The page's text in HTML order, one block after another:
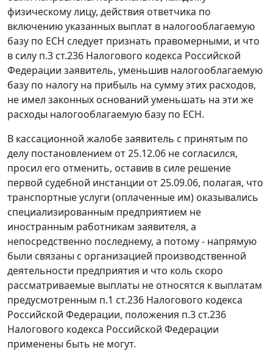
физическому лицу, действия ответчика по
включению указанных выплат в налогооблагаемую
базу по ЕСН следует признать правомерными, и что
в силу п.3 ст.236 Налогового кодекса Российской
Федерации заявитель, уменьшив налогооблагаемую
базу по налогу на прибыль на сумму этих расходов,
не имел законных оснований уменьшать на эти же
расходы налогооблагаемую базу по ЕСН.
В кассационной жалобе заявитель с принятым по
делу постановлением от 25.12.06 не согласился,
просил его отменить, оставив в силе решение
первой судебной инстанции от 25.09.06, полагая, что
транспортные услуги (оплаченные им) оказывались
специализированным предприятием не
иностранным работникам заявителя, а
непосредственно последнему, а потому - напрямую
были связаны с организацией производственной
деятельности предприятия и что коль скоро
рассматриваемые выплаты не относятся к выплатам
предусмотренным п.1 ст.236 Налогового кодекса
Российской Федерации, положения п.3 ст.236
Налогового кодекса Российской Федерации
применены быть не могут.